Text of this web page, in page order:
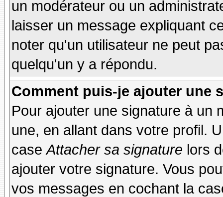
un modérateur ou un
laisser un message expliquant
noter qu'un utilisateur ne peut
quelqu'un y a répondu.
Comment puis-je ajouter une
Pour ajouter une signature à un
une, en allant dans votre profil.
caseAttacher sa signature lors
ajouter votre signature. Vous
vos messages en cochant la